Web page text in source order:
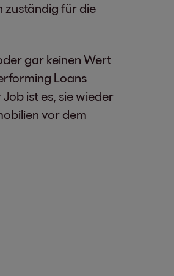
zuständig für die
gar keinen Wert
Loans
ist es, sie wieder
vor dem